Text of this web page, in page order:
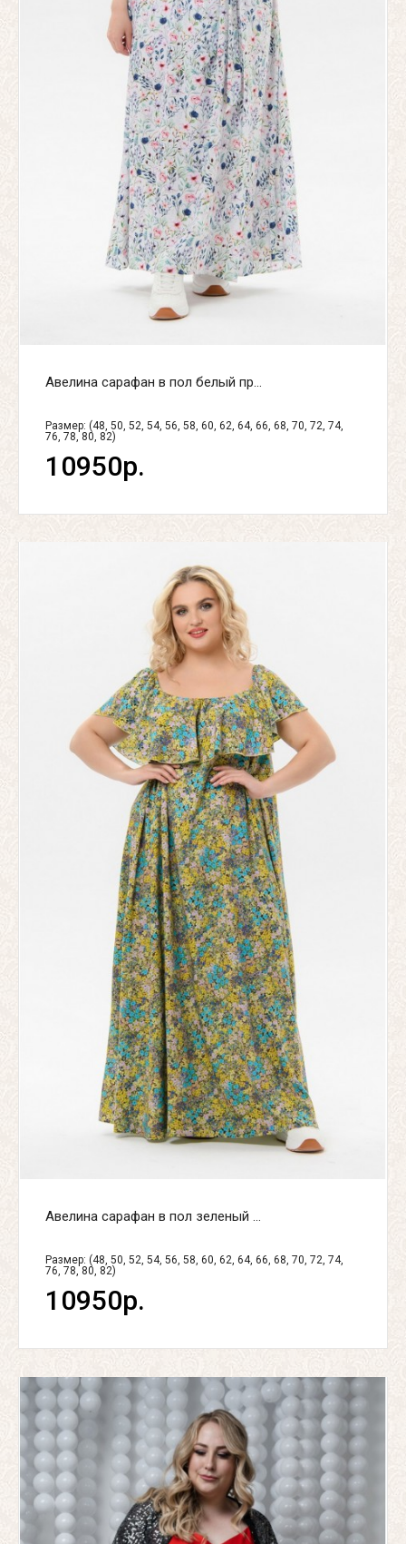
Авелина сарафан в пол белый пр...
Размер: (48, 50, 52, 54, 56, 58, 60, 62, 64, 66, 68, 70, 72, 74,
76, 78, 80, 82)
10950р.
Авелина сарафан в пол зеленый ...
Размер: (48, 50, 52, 54, 56, 58, 60, 62, 64, 66, 68, 70, 72, 74,
76, 78, 80, 82)
10950р.